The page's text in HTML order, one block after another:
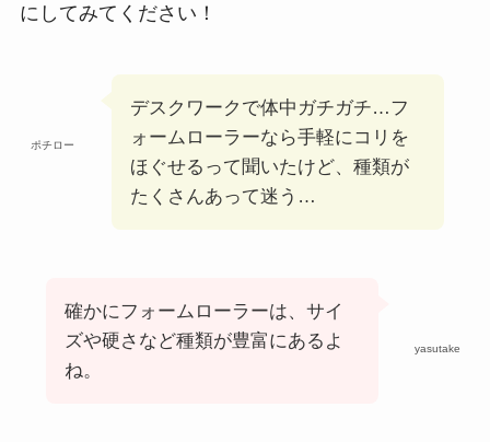
にしてみてください！
ポチロー
デスクワークで体中ガチガチ…フ
ォームローラーなら手軽にコリを
ほぐせるって聞いたけど、種類が
たくさんあって迷う…
yasutake
確かにフォームローラーは、サイ
ズや硬さなど種類が豊富にあるよ
ね。